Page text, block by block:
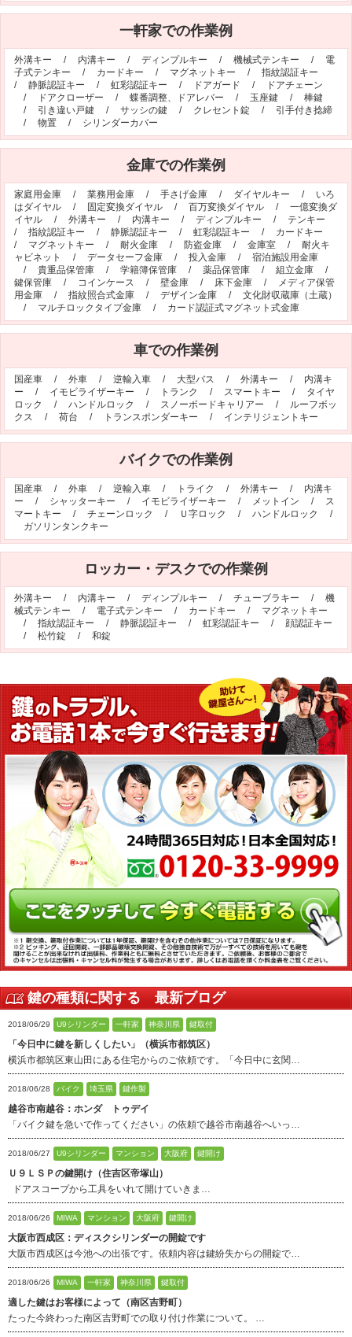
お問合せフォーム 鍵のレスキューにご意見
登録商標 プライバシーポリシー
特定商取引法上の表記 サイトマップ
鍵のレスキュー 合鍵ショップ
一軒家での作業例
外溝キー / 内溝キー / ディンプルキー / 機械式テンキー / 電
子式テンキー / カードキー / マグネットキー / 指紋認証キー
/ 静脈認証キー / 虹彩認証キー / ドアガード /
ドアチェーン
/
ドアクローザー / 蝶番調整、ドアレバー / 玉座鍵 / 棒鍵
/ 引き違い戸鍵 / サッシの鍵 / クレセント錠 / 引手付き捻締
/ 物置 / シリンダーカバー
金庫での作業例
家庭用金庫 / 業務用金庫 / 手さげ金庫 / ダイヤルキー / いろ
はダイヤル / 固定変換ダイヤル / 百万変換ダイヤル / 一億変換ダ
イヤル / 外溝キー / 内溝キー / ディンプルキー / テンキー
/ 指紋認証キー / 静脈認証キー / 虹彩認証キー / カードキー
/ マグネットキー / 耐火金庫 / 防盗金庫 / 金庫室 / 耐火キ
ャビネット
/ データセーフ金庫 / 投入金庫 / 宿泊施設用金庫
/ 貴重品保管庫 / 学籍簿保管庫 / 薬品保管庫 / 組立金庫 /
鍵保管庫 / コインケース / 壁金庫 / 床下金庫 /
メディア保管
用金庫 / 指紋照合式金庫 / デザイン金庫 / 文化財収蔵庫（土蔵）
/ マルチロックタイプ金庫 / カード認証式マグネット式金庫
車での作業例
国産車 / 外車 / 逆輸入車 / 大型バス / 外溝キー / 内溝キ
ー / イモビライザーキー / トランク / スマートキー / タイヤ
ロック
/ ハンドルロック / スノーボードキャリアー / ルーフボッ
クス / 荷台 / トランスポンダーキー / インテリジェントキー
バイクでの作業例
国産車 / 外車 / 逆輸入車 / トライク / 外溝キー / 内溝キ
ー / シャッターキー / イモビライザーキー / メットイン / ス
マートキー / チェーンロック / Ｕ字ロック / ハンドルロック
/
ガソリンタンクキー
ロッカー・デスクでの作業例
外溝キー / 内溝キー / ディンプルキー / チューブラキー / 機
械式テンキー / 電子式テンキー / カードキー / マグネットキー
/ 指紋認証キー / 静脈認証キー / 虹彩認証キー / 顔認証キー
/ 松竹錠 / 和錠
鍵の種類に関する 最新ブログ
2018/06/29 U9シリンダー 一軒家 神奈川県 鍵取付
「今日中に鍵を新しくしたい」（横浜市都筑区）
横浜市都筑区東山田にある住宅からのご依頼です。「今日中に玄関…
2018/06/28 バイク 埼玉県 鍵作製
越谷市南越谷：ホンダ トゥデイ
「バイク鍵を急いで作ってください」の依頼で越谷市南越谷へいっ…
2018/06/27 U9シリンダー マンション 大阪府 鍵開け
Ｕ９ＬＳＰの鍵開け（住吉区帝塚山）
ドアスコープから工具をいれて開けていきま…
2018/06/26 MIWA マンション 大阪府 鍵開け
大阪市西成区：ディスクシリンダーの開錠です
大阪市西成区は今池への出張です。依頼内容は鍵紛失からの開錠で…
2018/06/26 MIWA 一軒家 神奈川県 鍵取付
適した鍵はお客様によって（南区吉野町）
たった今終わった南区吉野町での取り付け作業について。 …